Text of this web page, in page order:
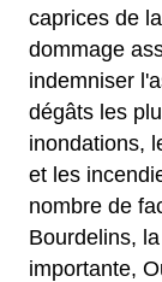
caprices de
dommage
indemniser
dégâts les
inondations,
et les
nombre de
Bourdelins,
importante,